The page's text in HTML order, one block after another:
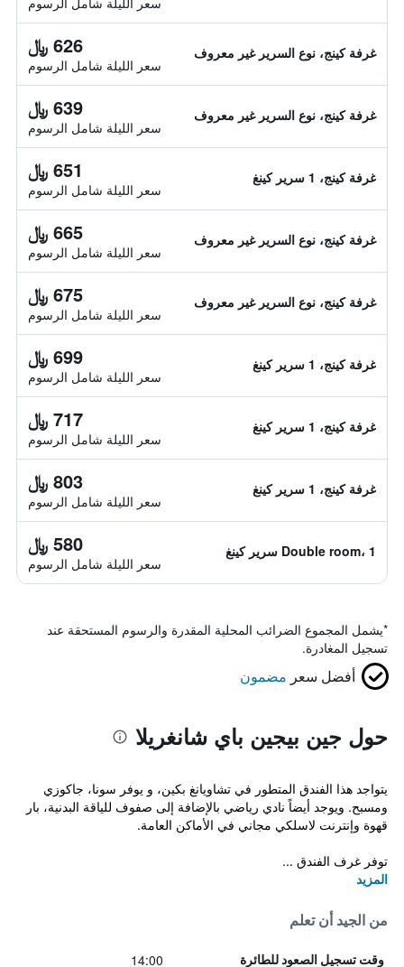
غرفة كينج، نوع السرير غير معروف 626 ﷼
سعر الليلة شامل الرسوم
غرفة كينج، نوع السرير غير معروف 639 ﷼
سعر الليلة شامل الرسوم
غرفة كينج، 1 سرير كينغ 651 ﷼
سعر الليلة شامل الرسوم
غرفة كينج، نوع السرير غير معروف 665 ﷼
سعر الليلة شامل الرسوم
غرفة كينج، نوع السرير غير معروف 675 ﷼
سعر الليلة شامل الرسوم
غرفة كينج، 1 سرير كينغ 699 ﷼
سعر الليلة شامل الرسوم
غرفة كينج، 1 سرير كينغ 717 ﷼
سعر الليلة شامل الرسوم
غرفة كينج، 1 سرير كينغ 803 ﷼
سعر الليلة شامل الرسوم
Double room، 1 سرير كينغ 580 ﷼
سعر الليلة شامل الرسوم
*يشمل المجموع الضرائب المحلية المقدرة والرسوم المستحقة عند
تسجيل المغادرة.
أفضل سعر مضمون
حول جين بيجين باي شانغريلا
يتواجد هذا الفندق المتطور في تشاويانغ بكين، و يوفر سونا، جاكوزي
ومسبح. ويوجد أيضاً نادي رياضي بالإضافة إلى صفوف للياقة البدنية، بار
قهوة وإنترنت لاسلكي مجاني في الأماكن العامة.
توفر غرف الفندق ...
المزيد
من الجيد أن تعلم
وقت تسجيل الصعود للطائرة 14:00